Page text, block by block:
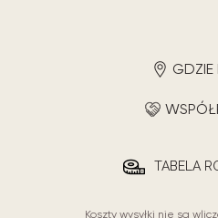
GDZIE
TABELA
Koszty wysyłki nie są